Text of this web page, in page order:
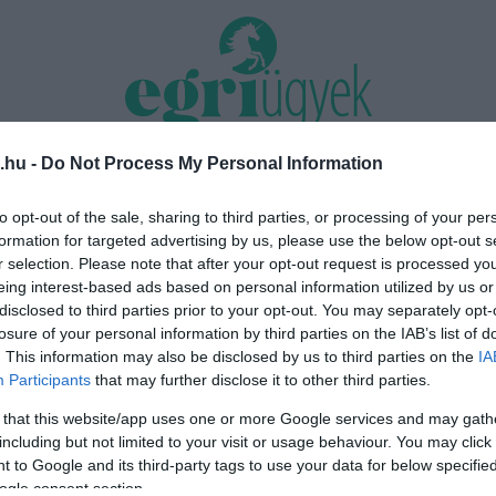
- Do Not Process My Personal Information
opt-out of the sale, sharing to third parties, or processing of your
for targeted advertising by us, please use the below opt-out
selection. Please note that after your opt-out request is processed
interest-based ads based on personal information utilized by us
to third parties prior to your opt-out. You may separately
of your personal information by third parties on the IAB’s list of
This information may also be disclosed by us to third parties on the
Participants that may further disclose it to other third parties.
that this website/app uses one or more Google services and may
but not limited to your visit or usage behaviour. You may
to Google and its third-party tags to use your data for below
consent section.
nyomást a fiunkra” – Egy egri
amely a Rapid Wi...
Új hűtőrendszer a Markhot Ferenc
Kórházban: több mint 70 millió
PÁROS LÁBBAL AKART BELESZÁLLNI AZ EGRI DK A RÁDI